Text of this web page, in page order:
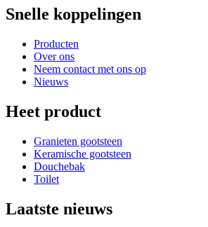
Snelle koppelingen
Producten
Over ons
Neem contact met ons op
Nieuws
Heet product
Granieten gootsteen
Keramische gootsteen
Douchebak
Toilet
Laatste nieuws